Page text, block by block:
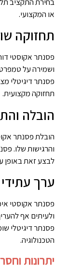
או המקצועי.
תחזוקה
פסנתר אקוסטי
ושמירה על
פסנתר דיגיטלי
תחזוקה מקצועית.
הובלה
הובלת פסנתר
והרגישות שלו.
לבצע זאת באופן
ערך עתידי
פסנתר אקוסטי
ולעיתים אף
פסנתר דיגיטלי
הטכנולוגיה.
יתרונות